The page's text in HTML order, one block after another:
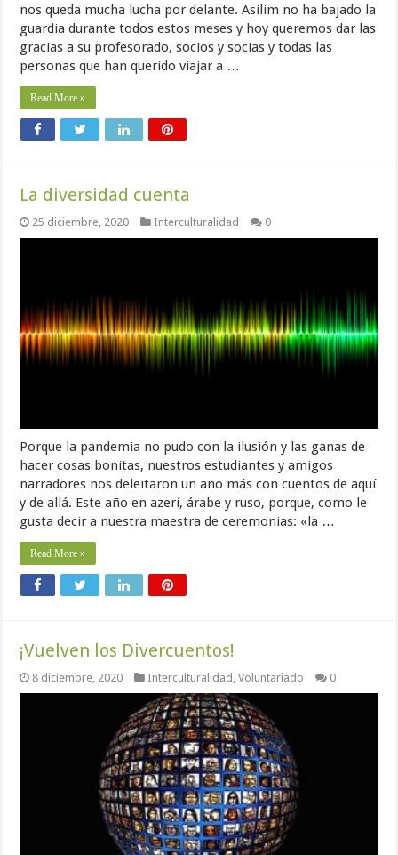
nos queda mucha lucha por delante. Asilim no ha bajado la
guardia durante todos estos meses y hoy queremos dar las
gracias a su profesorado, socios y socias y todas las
personas que han querido viajar a …
Read More »
La diversidad cuenta
25 diciembre, 2020 Interculturalidad 0
Porque la pandemia no pudo con la ilusión y las ganas de
hacer cosas bonitas, nuestros estudiantes y amigos
narradores nos deleitaron un año más con cuentos de aquí
y de allá. Este año en azerí, árabe y ruso, porque, como le
gusta decir a nuestra maestra de ceremonias: «la …
Read More »
¡Vuelven los Divercuentos!
8 diciembre, 2020 Interculturalidad ,Voluntariado 0